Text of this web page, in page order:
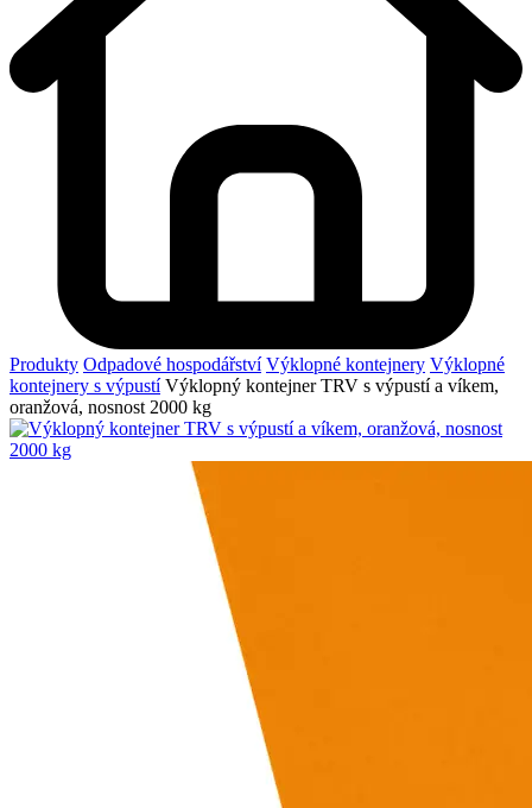
Produkty Odpadové hospodářství Výklopné kontejnery Výklopné
kontejnery s výpustí Výklopný kontejner TRV s výpustí a víkem,
oranžová, nosnost 2000 kg